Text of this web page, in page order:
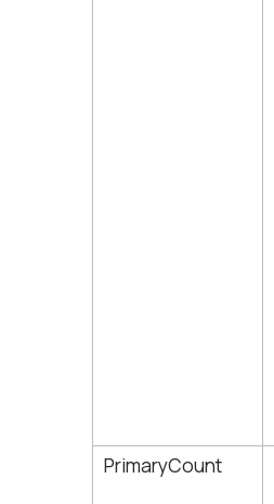
PrimaryCount